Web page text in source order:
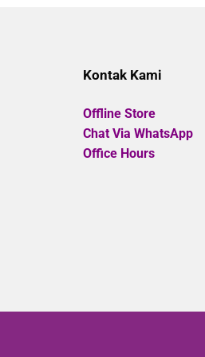
Kontak Kami
Offline Store
Chat Via WhatsApp
Office Hours